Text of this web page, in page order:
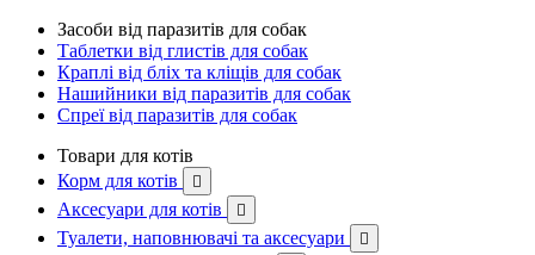
Засоби від паразитів для собак
Таблетки від глистів для собак
Краплі від бліх та кліщів для собак
Нашийники від паразитів для собак
Спреї від паразитів для собак
Товари для котів
Корм для котів

Аксесуари для котів 
Туалети, наповнювачі та аксесуари 